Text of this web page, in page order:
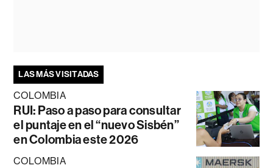
LAS MÁS VISITADAS
COLOMBIA
RUI: Paso a paso para consultar
el puntaje en el “nuevo Sisbén”
en Colombia este 2026
COLOMBIA